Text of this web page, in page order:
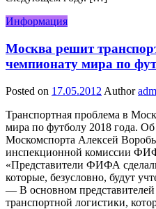
Информация
Москва решит
чемпионату мира по
Posted on 17.05.2012 Author
Транспортная проблема в
мира по футболу 2018 года. Об
Москомспорта Алексей
инспекционной комиссии
«Представители ФИФА
которые, безусловно, будут
— В основном
транспортной логистики,